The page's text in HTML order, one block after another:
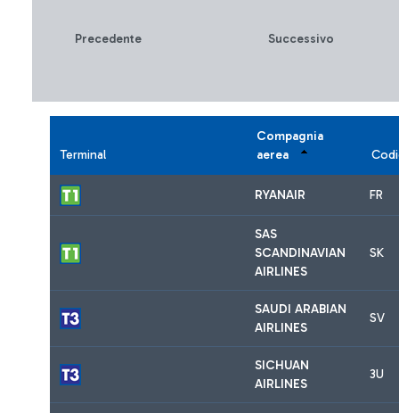
Precedente Successivo
Terminal
Compagnia
aerea
RYANAIR FR
SAS
SCANDINAVIAN
AIRLINES
SK
SAUDI ARABIAN
AIRLINES
SV
SICHUAN
AIRLINES
3U